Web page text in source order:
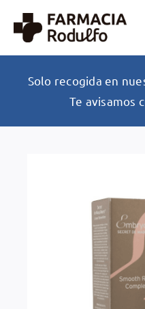
contenido
Mi
Solo recogida en
Te avisamos